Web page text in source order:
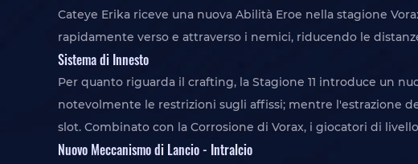
Cateye Erika riceve una nuova Abilità Eroe nella stagione
rapidamente verso e attraverso i nemici, riducendo le
Sistema di Innesto
Per quanto riguarda il crafting, la Stagione 11 introduce un
notevolmente le restrizioni sugli affissi; mentre l'estrazione
slot. Combinato con la Corrosione di Vorax, i giocatori di
Nuovo Meccanismo di Lancio - Intralcio